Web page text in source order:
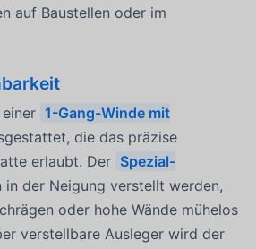
auf Baustellen oder im
1-Gang-Winde mit
die das präzise
erlaubt. Der Spezial-
in der Neigung verstellt werden,
oder hohe Wände mühelos
verstellbare Ausleger wird der